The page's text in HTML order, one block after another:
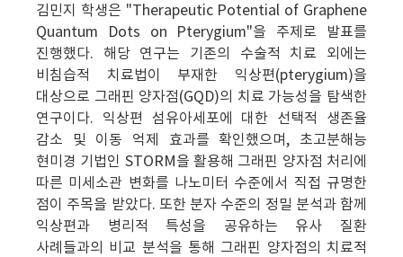
김민지 학생은 "Therapeutic Potential of Graphene
Quantum Dots on Pterygium"을 주제로 발표를
진행했다. 해당 연구는 기존의 수술적 치료 외에는
비침습적 치료법이 부재한 익상편(pterygium)을
대상으로 그래핀 양자점(GQD)의 치료 가능성을 탐색한
연구이다. 익상편 섬유아세포에 대한 선택적 생존율
감소 및 이동 억제 효과를 확인했으며, 초고분해능
현미경 기법인 STORM을 활용해 그래핀 양자점 처리에
따른 미세소관 변화를 나노미터 수준에서 직접 규명한
점이 주목을 받았다. 또한 분자 수준의 정밀 분석과 함께
익상편과 병리적 특성을 공유하는 유사 질환
사례들과의 비교 분석을 통해 그래핀 양자점의 치료적